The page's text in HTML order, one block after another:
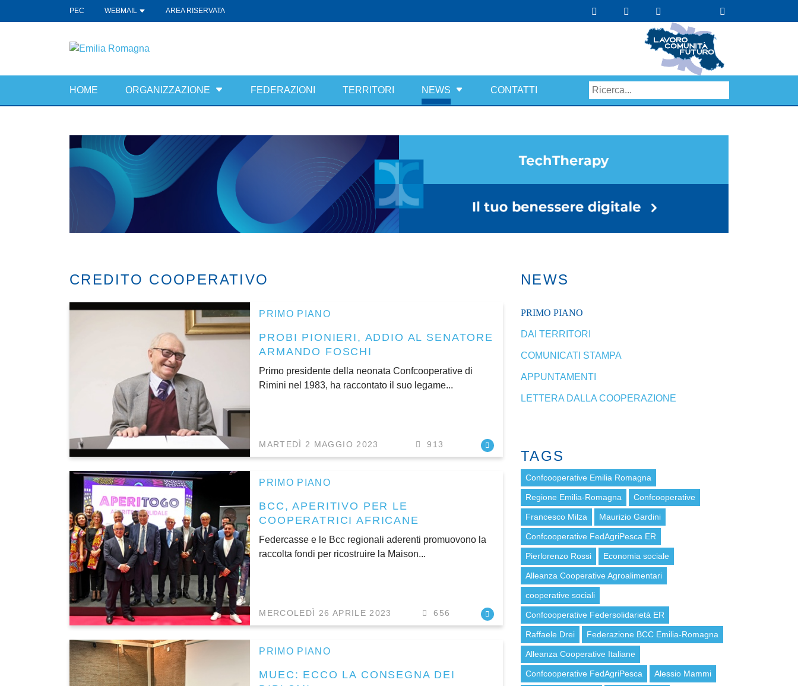
PEC WEBMAIL AREA RISERVATA
HOME ORGANIZZAZIONE FEDERAZIONI TERRITORI NEWS CONTATTI
CREDITO COOPERATIVO
PRIMO PIANO
PROBI PIONIERI, ADDIO AL SENATORE
ARMANDO FOSCHI
Primo presidente della neonata Confcooperative di
Rimini nel 1983, ha raccontato il suo legame...
MARTEDÌ 2 MAGGIO 2023 913
PRIMO PIANO
BCC, APERITIVO PER LE
COOPERATRICI AFRICANE
Federcasse e le Bcc regionali aderenti promuovono la
raccolta fondi per ricostruire la Maison...
MERCOLEDÌ 26 APRILE 2023 656
PRIMO PIANO
MUEC: ECCO LA CONSEGNA DEI
NEWS
PRIMO PIANO
DAI TERRITORI
COMUNICATI STAMPA
APPUNTAMENTI
LETTERA DALLA COOPERAZIONE
TAGS
Confcooperative Emilia Romagna
Regione Emilia-Romagna Confcooperative
Francesco Milza Maurizio Gardini
Confcooperative FedAgriPesca ER
Pierlorenzo Rossi Economia sociale
Alleanza Cooperative Agroalimentari
cooperative sociali
Confcooperative Federsolidarietà ER
Raffaele Drei Federazione BCC Emilia-Romagna
Alleanza Cooperative Italiane
Confcooperative FedAgriPesca Alessio Mammi